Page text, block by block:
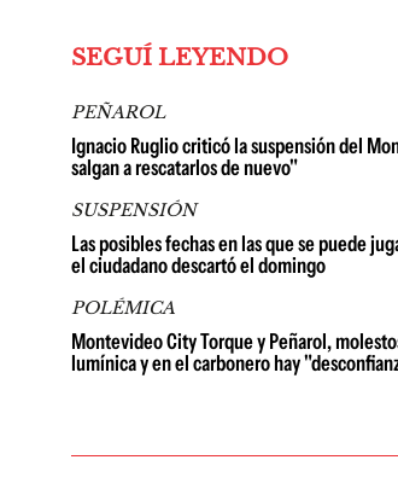
SEGUÍ LEYENDO
PEÑAROL
Ignacio Ruglio criticó la suspensión del
salgan a rescatarlos de nuevo"
SUSPENSIÓN
Las posibles fechas en las que se puede
el ciudadano descartó el domingo
POLÉMICA
Montevideo City Torque y Peñarol,
lumínica y en el carbonero hay